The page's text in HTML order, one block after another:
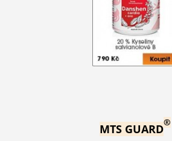
MTS GUARD®